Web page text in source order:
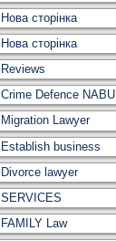
Нова сторінка
Нова сторінка
Reviews
Crime Defence NABU
Migration Lawyer
Establish business
Divorce lawyer
SERVICES
FAMILY Law